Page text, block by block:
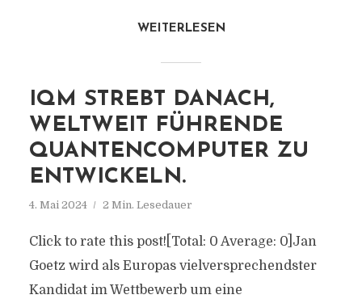
WEITERLESEN
IQM STREBT DANACH,
WELTWEIT FÜHRENDE
QUANTENCOMPUTER ZU
ENTWICKELN.
4. Mai 2024 2 Min. Lesedauer
Click to rate this post![Total: 0 Average: 0]Jan
Goetz wird als Europas vielversprechendster
Kandidat im Wettbewerb um eine